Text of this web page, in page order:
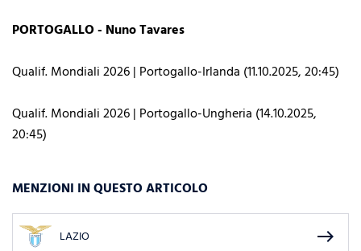
PORTOGALLO - Nuno Tavares
Qualif. Mondiali 2026 | Portogallo-Irlanda (11.10.2025, 20:45)
Qualif. Mondiali 2026 | Portogallo-Ungheria (14.10.2025,
20:45)
MENZIONI IN QUESTO ARTICOLO
LAZIO east